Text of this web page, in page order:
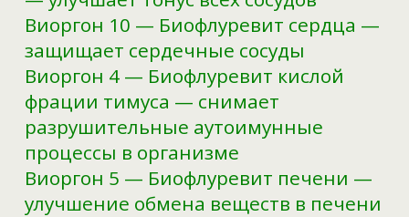
Виоргон 10 — Биофлуревит сердца —
защищает сердечные сосуды
Виоргон 4 — Биофлуревит кислой
фрации тимуса — снимает
разрушительные аутоимунные
процессы в организме
Виоргон 5 — Биофлуревит печени —
улучшение обмена веществ в печени